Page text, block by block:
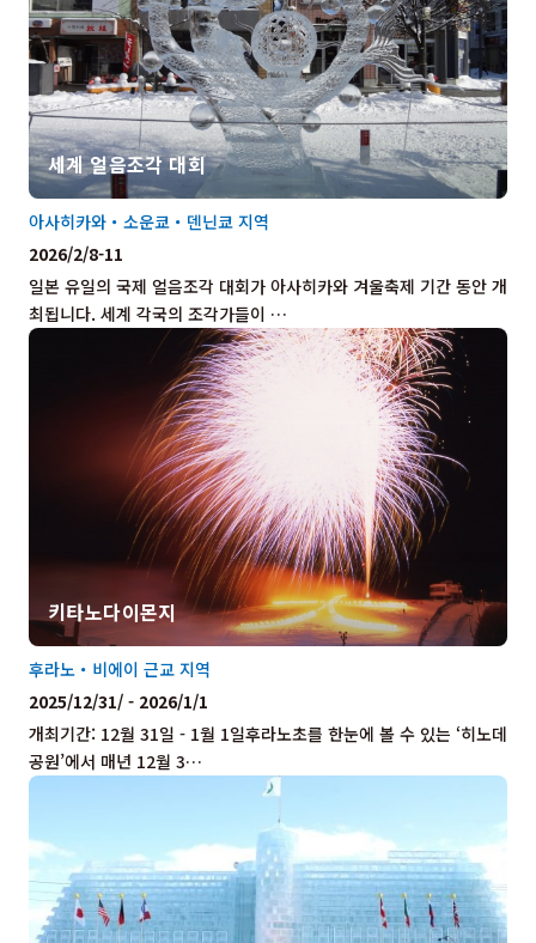
세계 얼음조각 대회
일본 유일의 국제 얼음조각 대회가 아사히카와 겨울축제 기간 동안 개
최됩니다. 세계 각국의 조각가들이 …
아사히카와・소운쿄・덴닌쿄 지역
2026/2/8-11
키타노다이몬지
개최기간: 12월 31일 - 1월 1일후라노초를 한눈에 볼 수 있는 ‘히노데
공원’에서 매년 12월 3…
후라노・비에이 근교 지역
2025/12/31/ - 2026/1/1